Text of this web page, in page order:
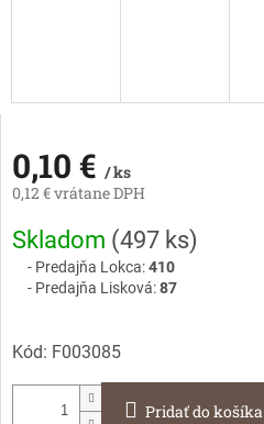
0,10 € / ks
0,12 € vrátane DPH
Jednotková
cena:
Skladom (497 ks)
Predajňa Lokca:410
Predajňa Lisková:87
Kód: F003085
Pridať do košíka